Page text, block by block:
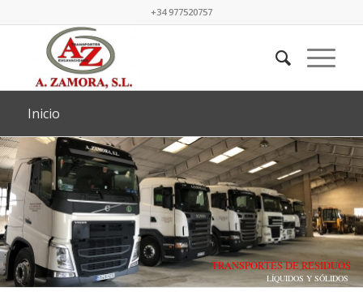
+34 977520757
Inicio
TRANSPORTES DE RESIDUOS
LÍQUIDOS Y SÓLIDOS